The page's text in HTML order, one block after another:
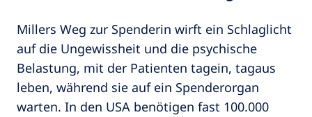
Millers Weg zur Spenderin wirft ein Schlaglicht
auf die Ungewissheit und die psychische
Belastung, mit der Patienten tagein, tagaus
leben, während sie auf ein Spenderorgan
warten. In den USA benötigen fast 100.000